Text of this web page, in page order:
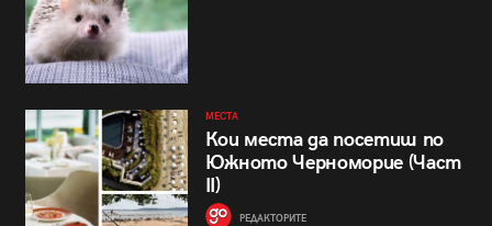
МЕСТА
Кои места да посетиш по
Южното Черноморие (Част
II)
РЕДАКТОРИТЕ